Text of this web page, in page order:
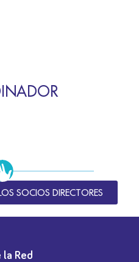
SOCIOS DIRECTORES
la Red